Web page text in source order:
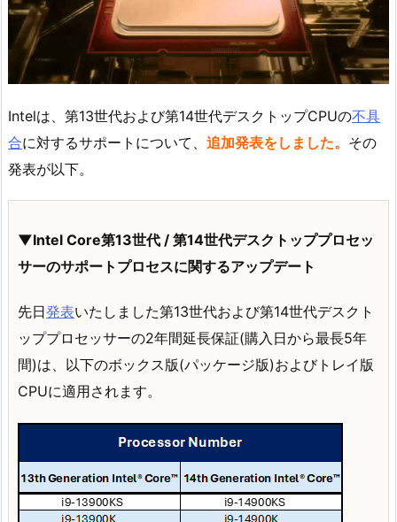
Intelは、第13世代および第14世代デスクトップCPUの不具
合に対するサポートについて、 追加発表をしました。 その
発表が以下。
▼Intel Core第13世代 / 第14世代デスクトッププロセッ
サーのサポートプロセスに関するアップデート
先日発表いたしました第13世代および第14世代デスクト
ッププロセッサーの2年間延長保証(購入日から最長5年
間)は、以下のボックス版(パッケージ版)およびトレイ版
CPUに適用されます。